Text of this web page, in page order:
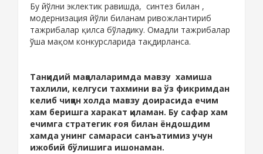
Бу йўлни эклектик равишда, синтез билан ,
модернизация йўли биланам ривожлантириб
тажрибалар қилса бўладику. Омадли тажрибалар
ўша мақом конкурсларида тақдирланса.
Танқидий мақолаларимда мавзу хамиша
тахлили, келгуси тахмини ва ўз фикримдан
келиб чиққан холда мавзу доирасида ечим
хам беришга харакат қиламан. Бу сафар хам
ечимга стратегик ғоя билан ёндошдим
хамда унинг самараси санъатимиз учун
ижобий бўлишига ишонаман.